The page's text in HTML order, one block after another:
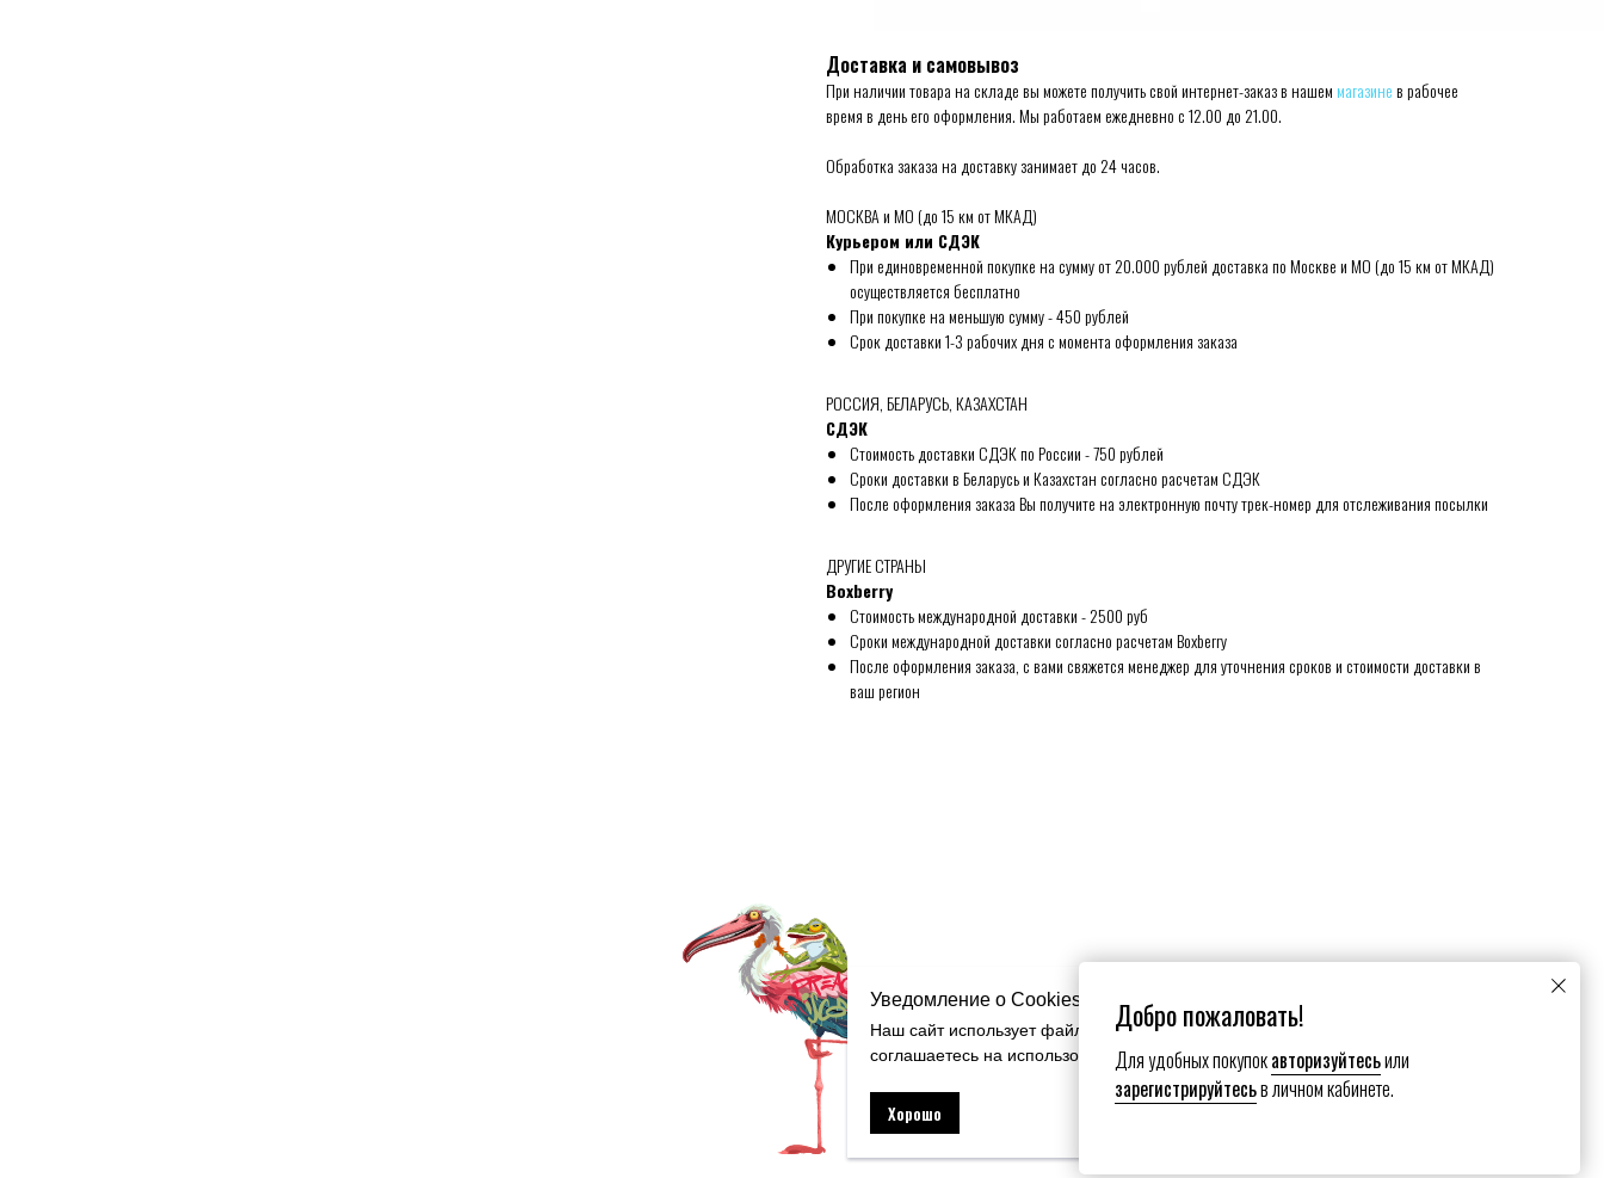
Добро пожаловать!
Для удобных покупокавторизуйтесьили
зарегистрируйтесьв личном кабинете.
Уведомление о Cookies
Наш сайт использует файлы cookie. Продолжая пользоваться сайтом вы
соглашаетесь на использование нами ваших файлов cookie.
Хорошо
Доставка и самовывоз
При наличии товара на складе вы можете получить свой интернет-заказ в нашем магазинев рабочее
время в день его оформления. Мы работаем ежедневно с 12.00 до 21.00.
Обработка заказа на доставку занимает до 24 часов.
МОСКВА и МО (до 15 км от МКАД)
Курьером или СДЭК
При единовременной покупке на сумму от 20.000 рублей доставка по Москве и МО (до 15 км от МКАД)
осуществляется бесплатно
При покупке на меньшую сумму - 450 рублей
Срок доставки 1-3 рабочих дня с момента оформления заказа
РОССИЯ, БЕЛАРУСЬ, КАЗАХСТАН
СДЭК
Стоимость доставки СДЭК по России - 750 рублей
Сроки доставки в Беларусь и Казахстан согласно расчетам СДЭК
После оформления заказа Вы получите на электронную почту трек-номер для отслеживания посылки
ДРУГИЕ СТРАНЫ
Boxberry
Стоимость международной доставки - 2500 руб
Сроки международной доставки согласно расчетам Boxberry
После оформления заказа, с вами свяжется менеджер для уточнения сроков и стоимости доставки в
ваш регион